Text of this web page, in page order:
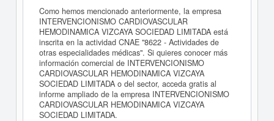
Como hemos mencionado anteriormente, la empresa
INTERVENCIONISMO CARDIOVASCULAR
HEMODINAMICA VIZCAYA SOCIEDAD LIMITADA está
inscrita en la actividad CNAE "8622 - Actividades de
otras especialidades médicas". Si quieres conocer más
información comercial de INTERVENCIONISMO
CARDIOVASCULAR HEMODINAMICA VIZCAYA
SOCIEDAD LIMITADA o del sector, acceda gratis al
informe ampliado de la empresa INTERVENCIONISMO
CARDIOVASCULAR HEMODINAMICA VIZCAYA
SOCIEDAD LIMITADA.